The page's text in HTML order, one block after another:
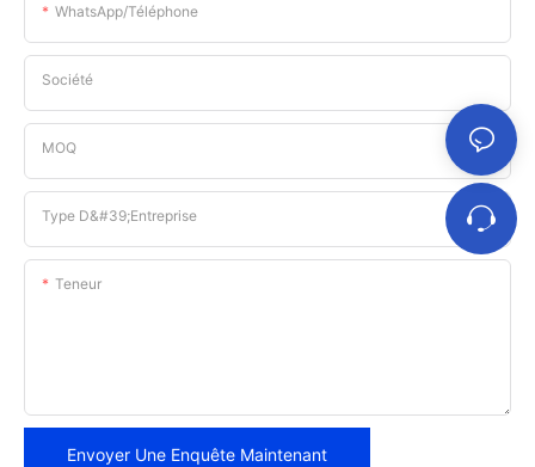
WhatsApp/téléphone
Société
MOQ
Type D&#39;entreprise
Teneur
Envoyer Une Enquête Maintenant